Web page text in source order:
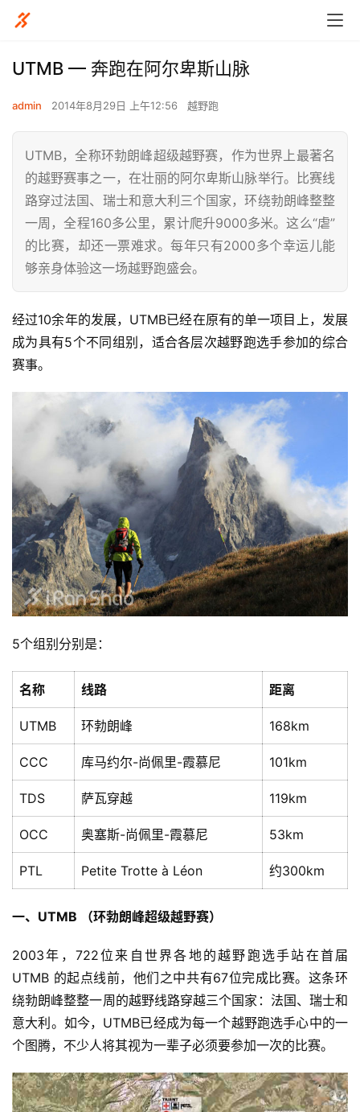
UTMB — 奔跑在阿尔卑斯山脉
admin 2014年8月29日 上午12:56 越野跑
UTMB，全称环勃朗峰超级越野赛，作为世界上最著名
的越野赛事之一，在壮丽的阿尔卑斯山脉举行。比赛线
路穿过法国、瑞士和意大利三个国家，环绕勃朗峰整整
一周，全程160多公里，累计爬升9000多米。这么“虐”
的比赛，却还一票难求。每年只有2000多个幸运儿能
够亲身体验这一场越野跑盛会。
经过10余年的发展，UTMB已经在原有的单一项目上，发展
成为具有5个不同组别，适合各层次越野跑选手参加的综合
赛事。
5个组别分别是：
名称 线路 距离
UTMB 环勃朗峰 168km
CCC 库马约尔-尚佩里-霞慕尼 101km
TDS 萨瓦穿越 119km
OCC 奥塞斯-尚佩里-霞慕尼 53km
PTL Petite Trotte à Léon 约300km
一、UTMB （环勃朗峰超级越野赛）
2003年，722位来自世界各地的越野跑选手站在首届
UTMB 的起点线前，他们之中共有67位完成比赛。这条环
绕勃朗峰整整一周的越野线路穿越三个国家：法国、瑞士和
意大利。如今，UTMB已经成为每一个越野跑选手心中的一
个图腾，不少人将其视为一辈子必须要参加一次的比赛。